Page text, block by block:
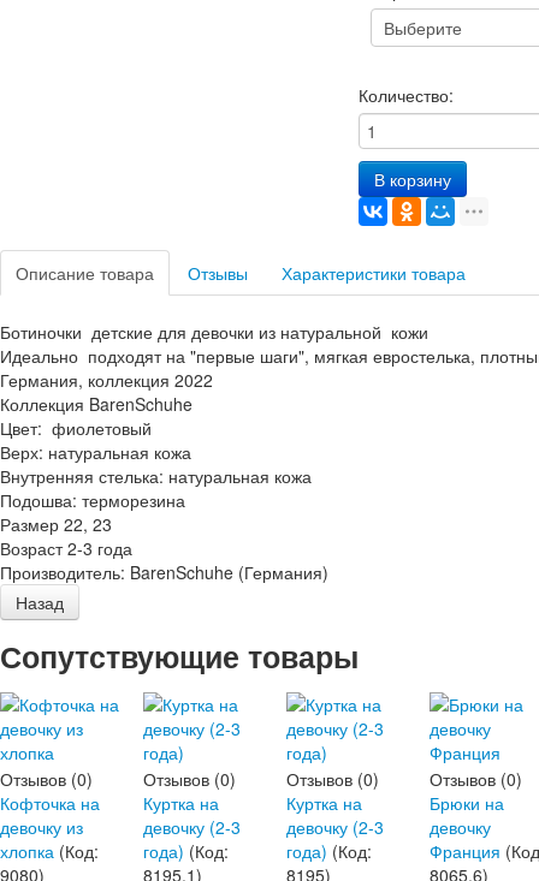
Количество:
В корзину
Описание товара Отзывы Характеристики товара
Ботиночки детские для девочки из натуральной кожи
Идеально подходят на "первые шаги", мягкая евростелька,
Германия, коллекция 2022
Коллекция BarenSchuhe
Цвет: фиолетовый
Верх: натуральная кожа
Внутренняя стелька: натуральная кожа
Подошва: терморезина
Размер 22, 23
Возраст 2-3 года
Производитель: BarenSchuhe (Германия)
Сопутствующие товары
Отзывов (0)
Кофточка на
девочку из
хлопка (Код:
9080)
Отзывов (0)
Куртка на
девочку (2-3
года) (Код:
8195.1)
Отзывов (0)
Куртка на
девочку (2-3
года) (Код:
8195)
Отзывов (0)
Брюки на
девочку
Франция
8065.6)